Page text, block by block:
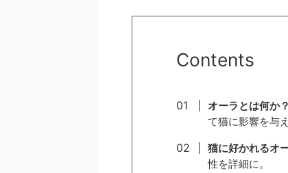
Contents
オーラとは何か？
て猫に影響を与
猫に好かれるオ
性を詳細に。